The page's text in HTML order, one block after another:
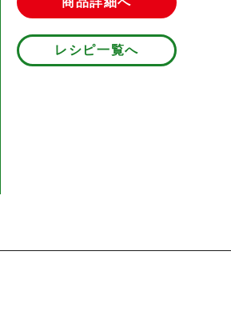
レシピ一覧へ